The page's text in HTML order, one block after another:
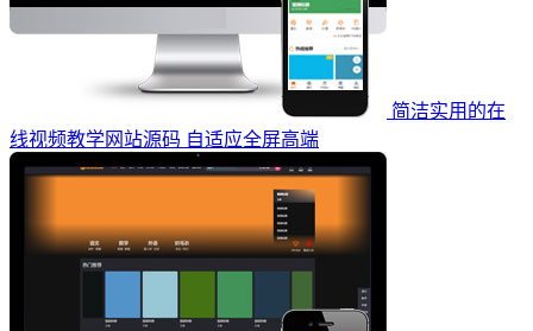
简洁实用的在
线视频教学网站源码 自适应全屏高端